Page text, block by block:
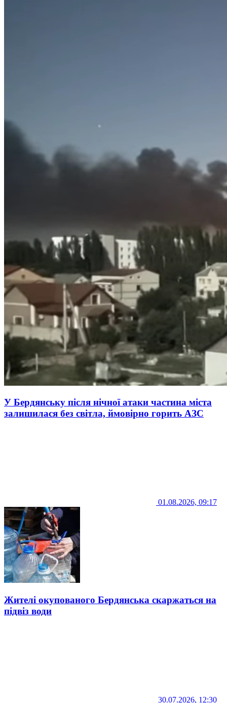
У Бердянську після нічної атаки частина міста
залишилася без світла, ймовірно горить АЗС
01.08.2026, 09:17
Жителі окупованого Бердянська скаржаться на
підвіз води
30.07.2026, 12:30